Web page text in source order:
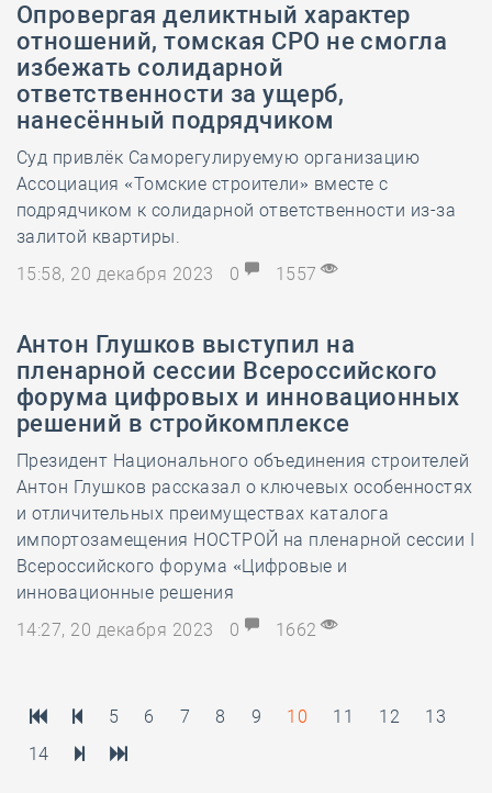
Опровергая деликтный характер
отношений, томская СРО не смогла
избежать солидарной
ответственности за ущерб,
нанесённый подрядчиком
Суд привлёк Саморегулируемую организацию
Ассоциация «Томские строители» вместе с
подрядчиком к солидарной ответственности из-за
залитой квартиры.
15:58, 20 декабря 2023
0 1557
Антон Глушков выступил на
пленарной сессии Всероссийского
форума цифровых и инновационных
решений в стройкомплексе
Президент Национального объединения строителей
Антон Глушков рассказал о ключевых особенностях
и отличительных преимуществах каталога
импортозамещения НОСТРОЙ на пленарной сессии I
Всероссийского форума «Цифровые и
инновационные решения
14:27, 20 декабря 2023
0 1662
5 6 7 8 9 10 11 12
13
14